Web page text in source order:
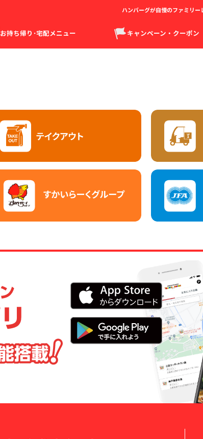
ハンバーグが自慢のファミリ
お持ち帰り･宅配メニュー キャンペーン・クーポン